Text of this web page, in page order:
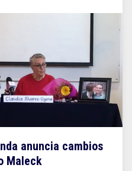
anuncia cambios
Maleck